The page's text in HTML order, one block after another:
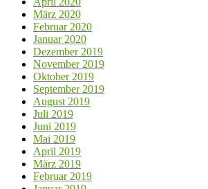
März 2020
Februar 2020
Januar 2020
Dezember 2019
November 2019
Oktober 2019
September 2019
August 2019
Juli 2019
Juni 2019
Mai 2019
April 2019
März 2019
Februar 2019